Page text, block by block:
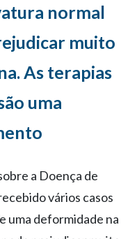
normal
muito
As terapias
uma
a Doença de
vários casos
uma deformidade na